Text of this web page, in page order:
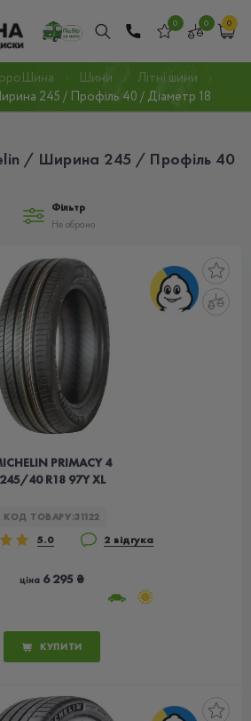
0 0 0
Шини
Літні шини
245 / Профіль 40 / Діаметр 18
/ Ширина 245 / Профіль 40
Фільтр
Не обрано
PRIMACY 4
245/40 R18 97Y XL
КОД ТОВАРУ:31122
5.0 2 відгука
ціна 6 295 ₴
КУПИТИ